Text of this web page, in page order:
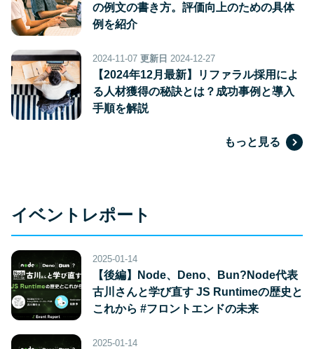
の例文の書き方。評価向上のための具体
例を紹介
2024-11-07 更新日 2024-12-27
【2024年12月最新】リファラル採用によ
る人材獲得の秘訣とは？成功事例と導入
手順を解説
もっと見る
イベントレポート
2025-01-14
【後編】Node、Deno、Bun?Node代表
古川さんと学び直す JS Runtimeの歴史と
これから #フロントエンドの未来
2025-01-14